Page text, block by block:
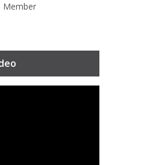
Member